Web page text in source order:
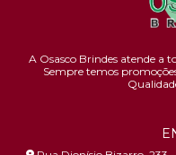
A Osasco Brindes atende a
Sempre temos